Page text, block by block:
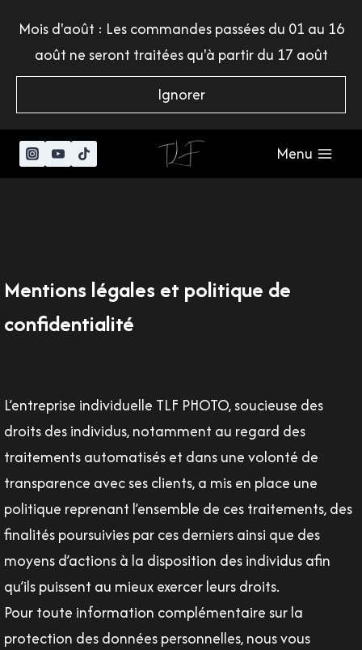
contenu
Mois d'août : Les commandes passées du 01 au 16
août ne seront traitées qu'à partir du 17 août
Ignorer
Menu
Mentions légales et politique de
confidentialité
L’entreprise individuelle TLF PHOTO, soucieuse des
droits des individus, notamment au regard des
traitements automatisés et dans une volonté de
transparence avec ses clients, a mis en place une
politique reprenant l’ensemble de ces traitements, des
finalités poursuivies par ces derniers ainsi que des
moyens d’actions à la disposition des individus afin
qu’ils puissent au mieux exercer leurs droits.
Pour toute information complémentaire sur la
protection des données personnelles, nous vous